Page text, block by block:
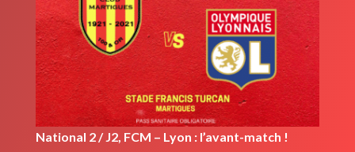
National 2 / J2, FCM – Lyon : l’avant-match !